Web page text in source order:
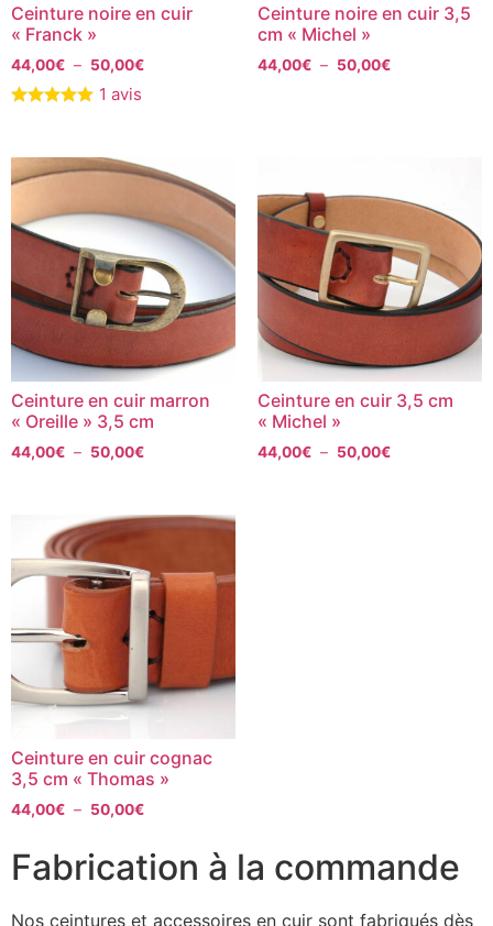
Ceinture noire en cuir
« Franck »
44,00€ – 50,00€
1 avis
Ceinture noire en cuir 3,5
cm « Michel »
44,00€ – 50,00€
Ceinture en cuir marron
« Oreille » 3,5 cm
44,00€ – 50,00€
Ceinture en cuir 3,5 cm
« Michel »
44,00€ – 50,00€
Ceinture en cuir cognac
3,5 cm « Thomas »
44,00€ – 50,00€
Fabrication à la commande
Nos ceintures et accessoires en cuir sont fabriqués dès